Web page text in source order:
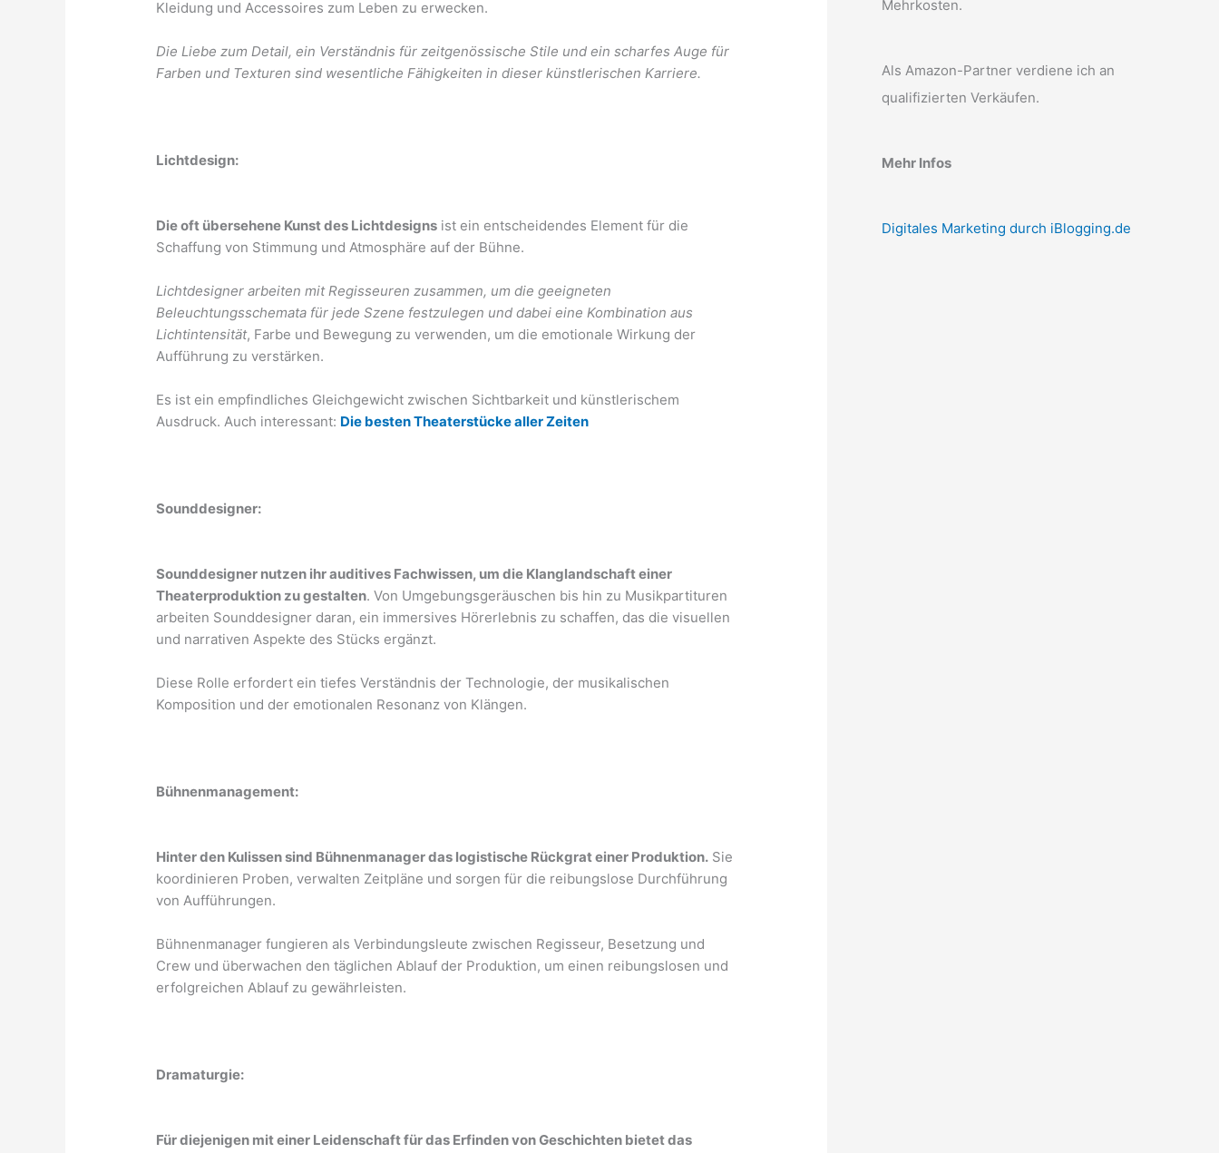
Kleidung und Accessoires zum Leben zu erwecken.
Die Liebe zum Detail, ein Verständnis für zeitgenössische Stile und ein scharfes Auge für
Farben und Texturen sind wesentliche Fähigkeiten in dieser künstlerischen Karriere.
Lichtdesign:
Die oft übersehene Kunst des Lichtdesigns ist ein entscheidendes Element für die
Schaffung von Stimmung und Atmosphäre auf der Bühne.
Lichtdesigner arbeiten mit Regisseuren zusammen, um die geeigneten
Beleuchtungsschemata für jede Szene festzulegen und dabei eine Kombination aus
Lichtintensität, Farbe und Bewegung zu verwenden, um die emotionale Wirkung der
Aufführung zu verstärken.
Es ist ein empfindliches Gleichgewicht zwischen Sichtbarkeit und künstlerischem
Ausdruck. Auch interessant: Die besten Theaterstücke aller Zeiten
Sounddesigner:
Sounddesigner nutzen ihr auditives Fachwissen, um die Klanglandschaft einer
Theaterproduktion zu gestalten. Von Umgebungsgeräuschen bis hin zu Musikpartituren
arbeiten Sounddesigner daran, ein immersives Hörerlebnis zu schaffen, das die visuellen
und narrativen Aspekte des Stücks ergänzt.
Diese Rolle erfordert ein tiefes Verständnis der Technologie, der musikalischen
Komposition und der emotionalen Resonanz von Klängen.
Bühnenmanagement:
Hinter den Kulissen sind Bühnenmanager das logistische Rückgrat einer Produktion. Sie
koordinieren Proben, verwalten Zeitpläne und sorgen für die reibungslose Durchführung
von Aufführungen.
Bühnenmanager fungieren als Verbindungsleute zwischen Regisseur, Besetzung und
Crew und überwachen den täglichen Ablauf der Produktion, um einen reibungslosen und
erfolgreichen Ablauf zu gewährleisten.
Dramaturgie:
Für diejenigen mit einer Leidenschaft für das Erfinden von Geschichten bietet das
Mehrkosten.
Als Amazon-Partner verdiene ich an
qualifizierten Verkäufen.
Mehr Infos
Digitales Marketing durch iBlogging.de